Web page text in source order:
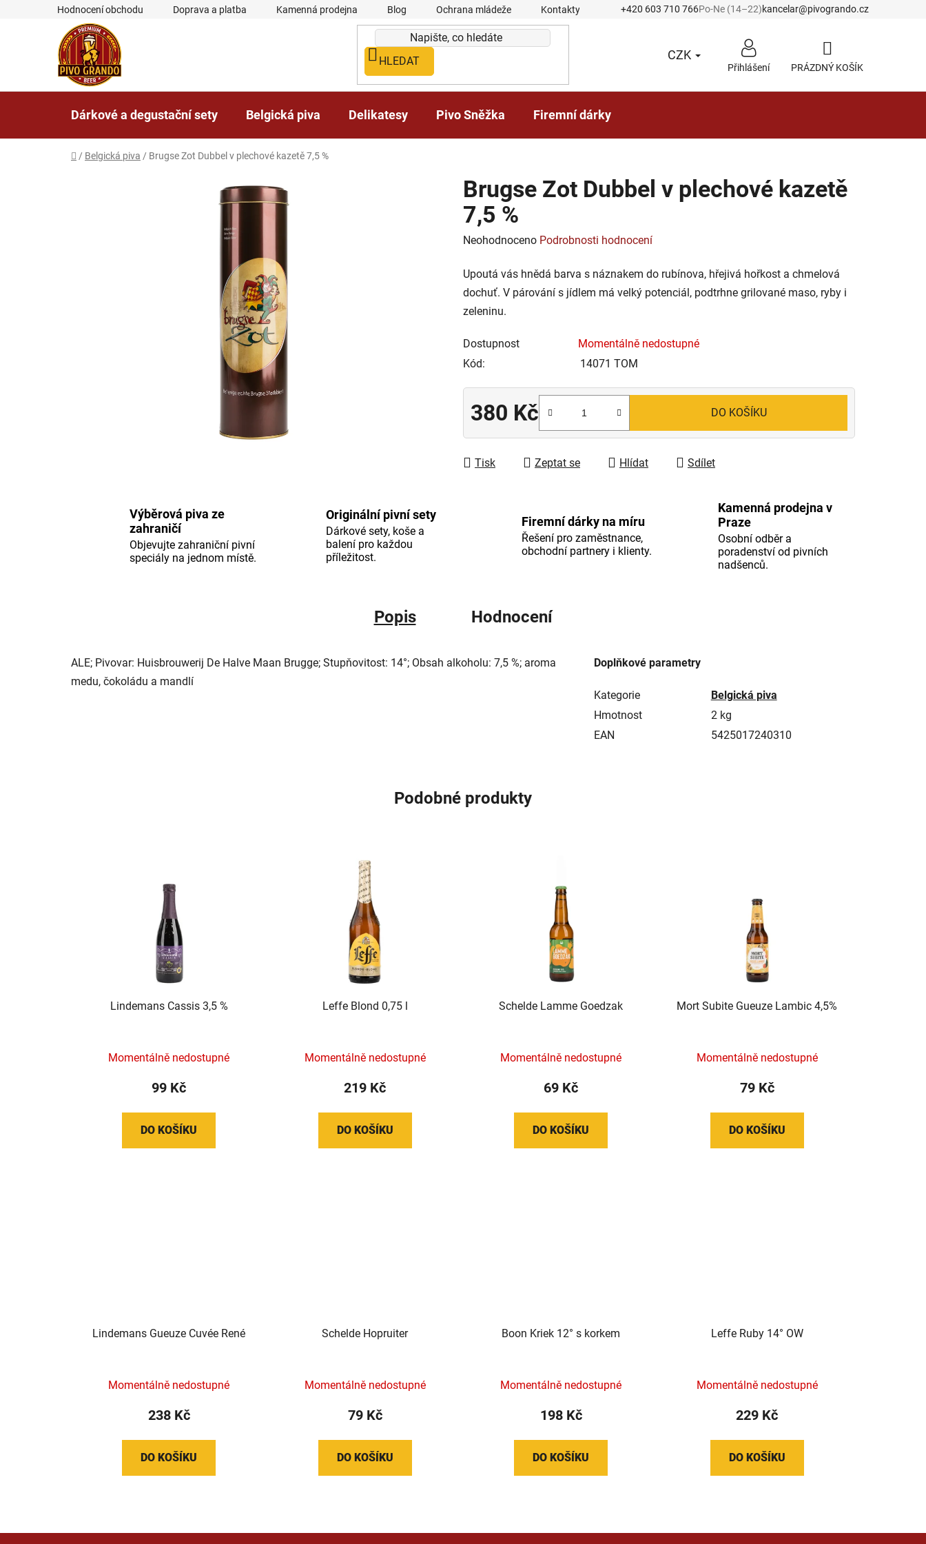
Hodnocení obchodu Doprava a platba Kamenná prodejna Blog Ochrana mládeže Kontakty +420 603 710 766Po-Ne (14–22)kancelar@pivogrando.cz
HLEDAT CZK
Přihlášení NÁKUPNÍ
PRÁZDNÝ KOŠÍK
Dárkové a degustační sety Belgická piva Delikatesy Pivo Sněžka Firemní dárky
Domů
/ Belgická piva / Brugse Zot Dubbel v plechové kazetě 7,5 %
Brugse Zot Dubbel v plechové kazetě
7,5 %
Průměrné
produktu
je
0,0
5
hvězdiček.
Neohodnoceno Podrobnosti hodnocení
Upoutá vás hnědá barva s náznakem do rubínova, hřejivá hořkost a chmelová
dochuť. V párování s jídlem má velký potenciál, podtrhne grilované maso, ryby i
zeleninu.
Dostupnost
Momentálně nedostupné
Kód:
14071 TOM
380 Kč DO KOŠÍKU
Tisk Zeptat se Hlídat Sdílet
Výběrová piva ze
zahraničí
Objevujte zahraniční pivní
speciály na jednom místě.
Originální pivní sety
Dárkové sety, koše a
balení pro každou
příležitost.
Firemní dárky na míru
Řešení pro zaměstnance,
obchodní partnery i klienty.
Kamenná prodejna v
Praze
Osobní odběr a
poradenství od pivních
nadšenců.
Popis Hodnocení
ALE; Pivovar: Huisbrouwerij De Halve Maan Brugge; Stupňovitost: 14°; Obsah alkoholu: 7,5 %; aroma
medu, čokoládu a mandlí
Doplňkové parametry
Kategorie
Belgická piva
Hmotnost
2 kg
EAN
5425017240310
Podobné produkty
Lindemans Cassis 3,5 %
Momentálně nedostupné
99 Kč
DO KOŠÍKU
Leffe Blond 0,75 l
Momentálně nedostupné
219 Kč
DO KOŠÍKU
Schelde Lamme Goedzak
Momentálně nedostupné
69 Kč
DO KOŠÍKU
Mort Subite Gueuze Lambic 4,5%
Momentálně nedostupné
79 Kč
DO KOŠÍKU
Lindemans Gueuze Cuvée René
Momentálně nedostupné
238 Kč
DO KOŠÍKU
Schelde Hopruiter
Momentálně nedostupné
79 Kč
DO KOŠÍKU
Boon Kriek 12° s korkem
Momentálně nedostupné
198 Kč
DO KOŠÍKU
Leffe Ruby 14° OW
Momentálně nedostupné
229 Kč
DO KOŠÍKU